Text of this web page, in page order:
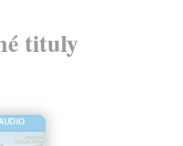
tituly